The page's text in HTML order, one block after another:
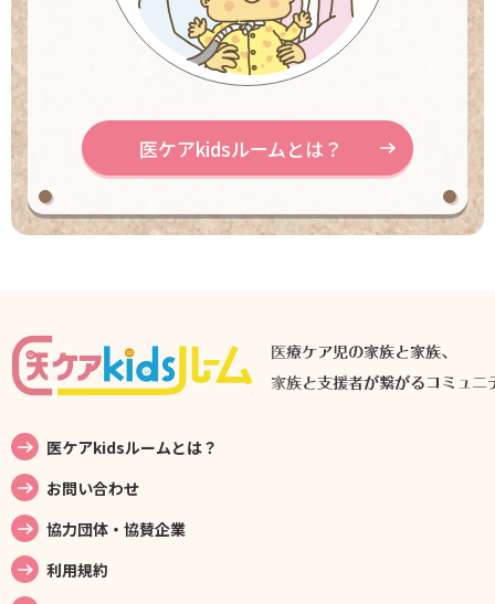
医ケアkidsルームとは？
医ケアkidsルームとは？
お問い合わせ
協力団体・協賛企業
利用規約